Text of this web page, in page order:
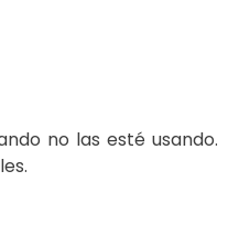
no las esté usando.